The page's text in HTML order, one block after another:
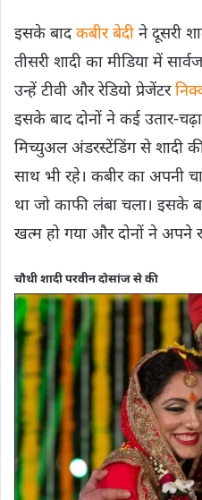
इसके बादकबीर बेदी ने दूसरी
तीसरी शादी का मीडिया में
उन्हें टीवी और रेडियो प्रेजेंटर
इसके बाद दोनों ने कई उतार-
मिच्‍युअल अंडरस्‍टेंडिंग से शादी
साथ भी रहे। कबीर का अपनी
था जो काफी लंबा चला। इसके
खत्‍म हो गया और दोनों ने अपने
चौथी शादी परवीन दोसांज से की